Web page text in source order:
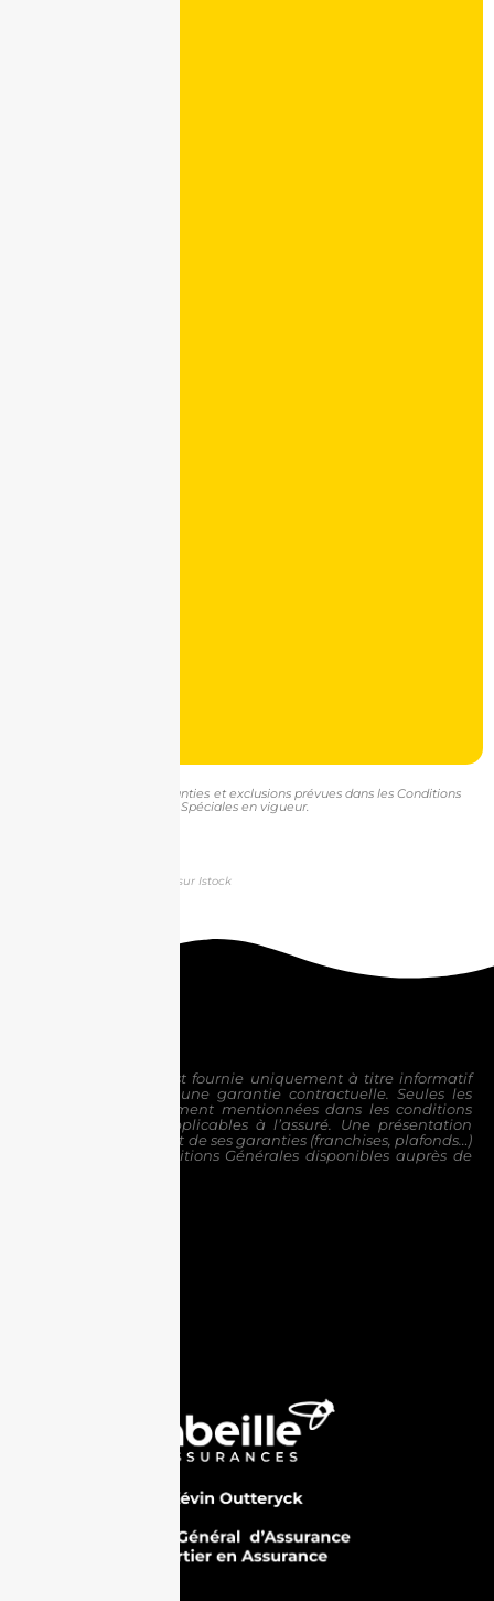
(1) Voir le détail des garanties et exclusions prévues dans les Conditions
Générales et Conditions Spéciales en vigueur.
Crédits images : Solstock sur Istock
Cette présentation est fournie uniquement à titre informatif
et ne constitue pas une garantie contractuelle. Seules les
spécifiquement mentionnées dans les conditions
personnelles sont applicables à l’assuré. Une présentation
détaillée du contrat et de ses garanties (franchises, plafonds…)
figure dans les Conditions Générales disponiblesauprès de